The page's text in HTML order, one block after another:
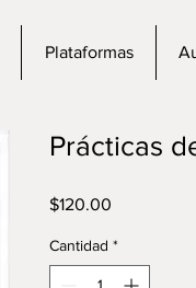
Plataformas
Prácticas
$120.00
Cantidad *